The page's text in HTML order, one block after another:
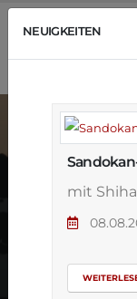
NEUIGKEITEN
mit